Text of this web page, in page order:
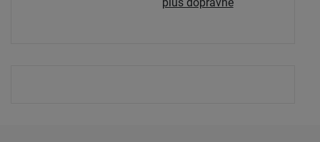
plus dopravné